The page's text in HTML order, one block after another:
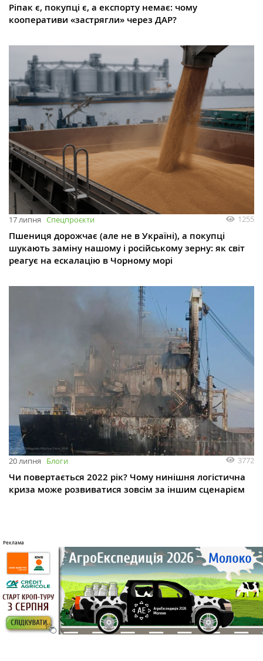
Ріпак є, покупці є, а експорту немає: чому
кооперативи «застрягли» через ДАР?
17 липня Спецпроєкти 1255
Пшениця дорожчає (але не в Україні), а покупці
шукають заміну нашому і російському зерну: як світ
реагує на ескалацію в Чорному морі
20 липня Блоги 3772
Чи повертається 2022 рік? Чому нинішня логістична
криза може розвиватися зовсім за іншим сценарієм